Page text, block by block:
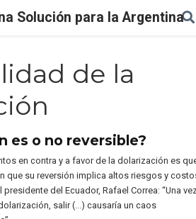
Solución para la Argentina
de la
es o no reversible?
en contra y a favor de la dolarización es
que su reversión implica altos riesgos y
del Ecuador, Rafael Correa: “Una
salir (…) causaría un caos